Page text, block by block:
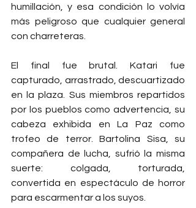
humillación, y esa condición lo volvía
más peligroso que cualquier general
con charreteras.
El final fue brutal. Katari fue
capturado, arrastrado, descuartizado
en la plaza. Sus miembros repartidos
por los pueblos como advertencia, su
cabeza exhibida en La Paz como
trofeo de terror. Bartolina Sisa, su
compañera de lucha, sufrió la misma
suerte: colgada, torturada,
convertida en espectáculo de horror
para escarmentar a los suyos.